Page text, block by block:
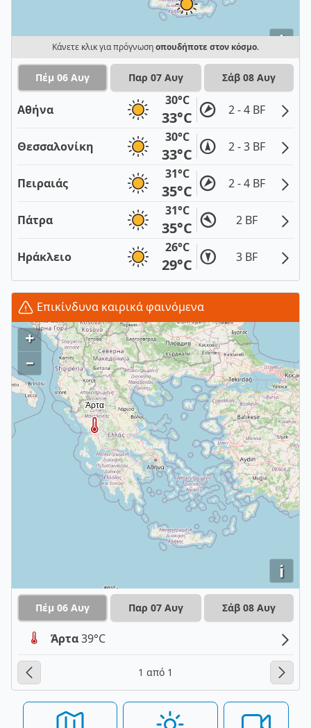
i
Κάνετε κλικ για πρόγνωσηοπουδήποτε στον κόσμο.
Πέμ 06 Αυγ Παρ 07 Αυγ Σάβ 08 Αυγ
Αθήνα
30°C
33°C 2 - 4 BF
Θεσσαλονίκη
30°C
33°C 2 - 3 BF
Πειραιάς
31°C
35°C 2 - 4 BF
Πάτρα
31°C
35°C 2 BF
Ηράκλειο
26°C
29°C 3 BF
Επικίνδυνα καιρικά φαινόμενα
i
+
–
Πέμ 06 Αυγ Παρ 07 Αυγ Σάβ 08 Αυγ
Άρτα39°C
1 από 1